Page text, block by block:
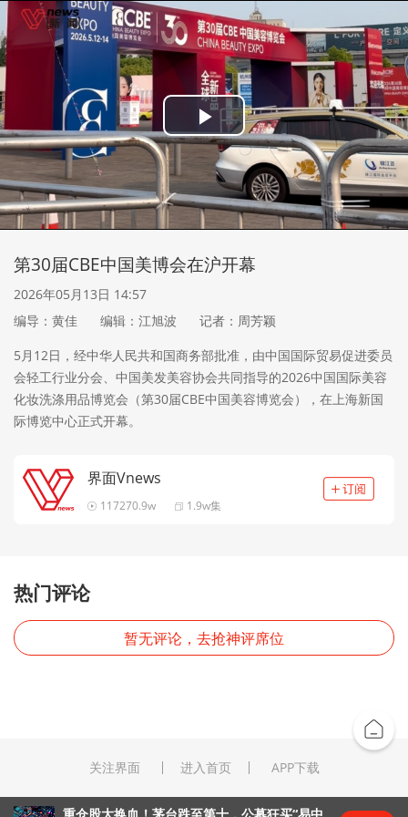
Play
Video
第30届CBE中国美博会在沪开幕
2026年05月13日 14:57
编导：黄佳
编辑：江旭波
记者：周芳颖
5月12日，经中华人民共和国商务部批准，由中国国际贸易促进委员
会轻工行业分会、中国美发美容协会共同指导的2026中国国际美容
化妆洗涤用品博览会（第30届CBE中国美容博览会），在上海新国
际博览中心正式开幕。
界面Vnews
117270.9w 1.9w集
热门评论
暂无评论，去抢神评席位
关注界面 进入首页 APP下载